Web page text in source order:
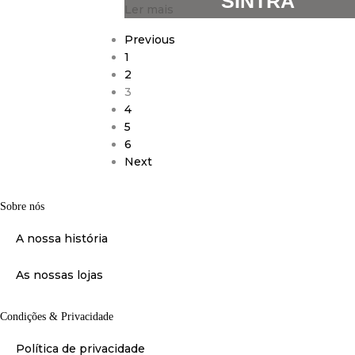
Ler mais
Previous
1
2
3
4
5
6
Next
Sobre nós
A nossa história
As nossas lojas
Condições & Privacidade
Política de privacidade